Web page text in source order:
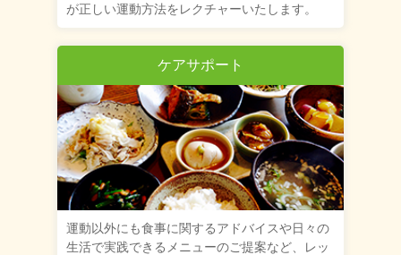
が正しい運動方法をレクチャーいたします。
ケアサポート
運動以外にも食事に関するアドバイスや日々の
生活で実践できるメニューのご提案など、レッ